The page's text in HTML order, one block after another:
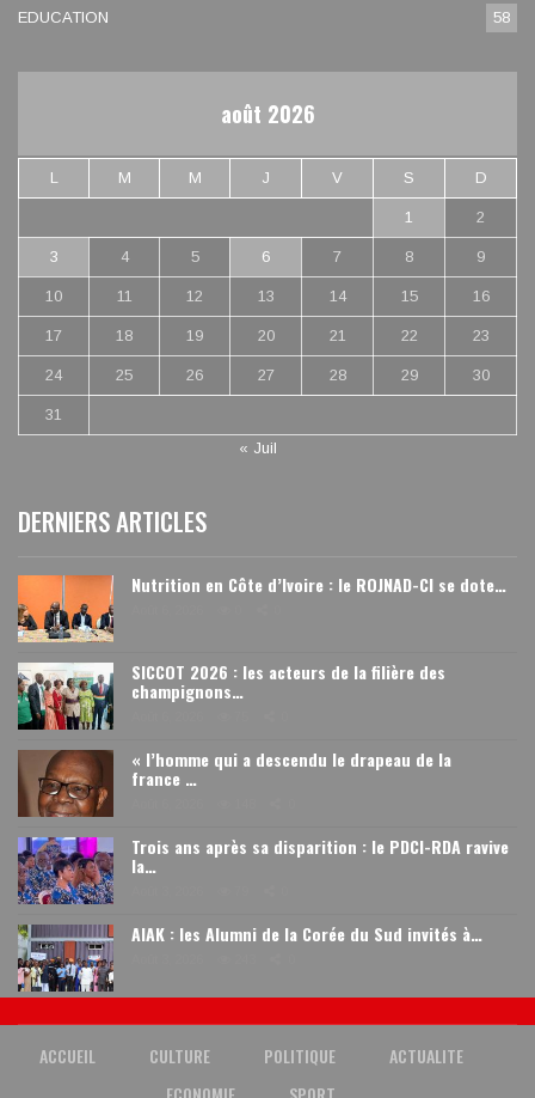
EDUCATION 58
août 2026
L M M J V S D
1 2
3 4 5 6 7 8 9
10 11 12 13 14 15 16
17 18 19 20 21 22 23
24 25 26 27 28 29 30
31
« Juil
DERNIERS ARTICLES
Nutrition en Côte d’Ivoire : le ROJNAD-CI se dote…
SICCOT 2026 : les acteurs de la filière des
champignons…
« l’homme qui a descendu le drapeau de la
france …
Trois ans après sa disparition : le PDCI-RDA ravive
la…
AIAK : les Alumni de la Corée du Sud invités à…
ACCUEIL CULTURE POLITIQUE
ACTUALITE